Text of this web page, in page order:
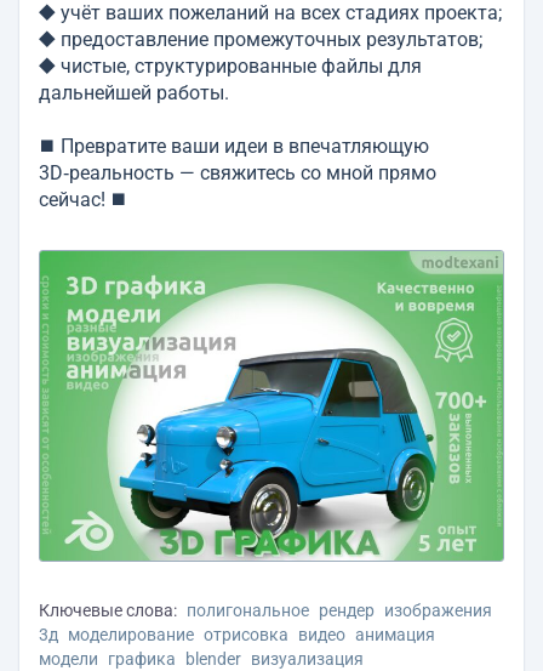
⯁ учёт ваших пожеланий на всех стадиях проекта;
⯁ предоставление промежуточных результатов;
⯁ чистые, структурированные файлы для
дальнейшей работы.
⯀ Превратите ваши идеи в впечатляющую
3D‑реальность — свяжитесь со мной прямо
сейчас! ⯀
Ключевые слова: полигональное рендер изображения
3д
моделирование отрисовка видео анимация
модели
графика blender визуализация